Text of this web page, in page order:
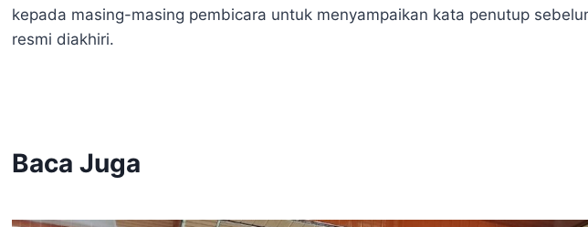
kepada masing-masing pembicara untuk menyampaikan kata penutup
resmi diakhiri.
Baca Juga